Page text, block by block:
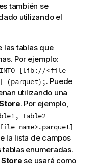
también se
utilizando el
las tablas que
Por ejemplo:
INTO [lib://<file
(parquet);. Puede
utilizando una
. Por ejemplo,
Table2
name>.parquet]
la lista de campos
tablas enumeradas.
Store se usará como